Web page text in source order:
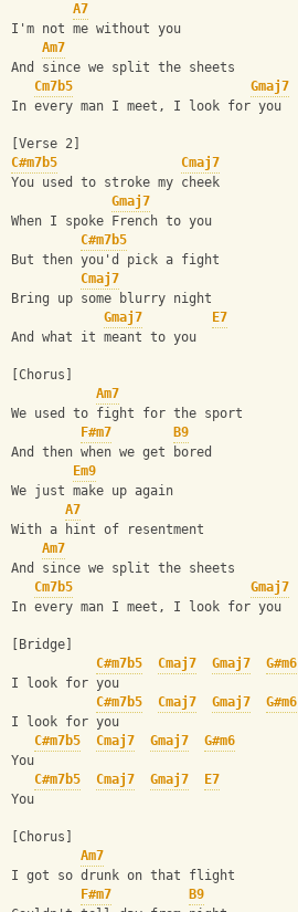
A7
I'm not me without you
Am7
And since we split the sheets
Cm7b5
Gmaj7
In every man I meet, I look for you
[Verse 2]
C#m7b5
Cmaj7
You used to stroke my cheek
Gmaj7
When I spoke French to you
C#m7b5
But then you'd pick a fight
Cmaj7
Bring up some blurry night
Gmaj7
E7
And what it meant to you
[Chorus]
Am7
We used to fight for the sport
F#m7
B9
And then when we get bored
Em9
We just make up again
A7
With a hint of resentment
Am7
And since we split the sheets
Cm7b5
Gmaj7
In every man I meet, I look for you
[Bridge]
C#m7b5
Cmaj7 Gmaj7
G#m6
I look for you
C#m7b5
Cmaj7 Gmaj7
G#m6
I look for you
C#m7b5
Cmaj7 Gmaj7
G#m6
You
C#m7b5
Cmaj7 Gmaj7
E7
You
[Chorus]
Am7
I got so drunk on that flight
F#m7
B9